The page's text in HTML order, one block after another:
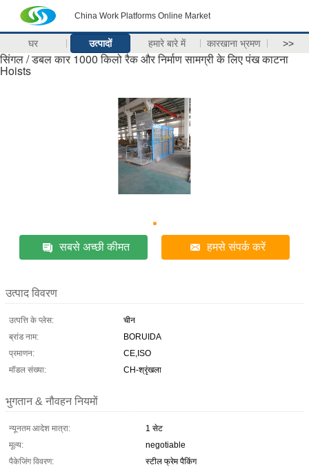
China Work Platforms Online Market
घर उत्पादों हमारे बारे में कारखाना भ्रमण >>
सिंगल / डबल कार 1000 किलो रैक और निर्माण सामग्री के लिए पंख काटना
Hoists
सबसे अच्छी कीमत हमसे संपर्क करें
उत्पाद विवरण
उत्पत्ति के प्लेस:
चीन
ब्रांड नाम:
BORUIDA
प्रमाणन:
CE,ISO
मॉडल संख्या:
CH-श्रृंखला
भुगतान & नौवहन नियमों
न्यूनतम आदेश मात्रा:
1 सेट
मूल्य:
negotiable
पैकेजिंग विवरण:
स्टील फ्रेम पैकिंग